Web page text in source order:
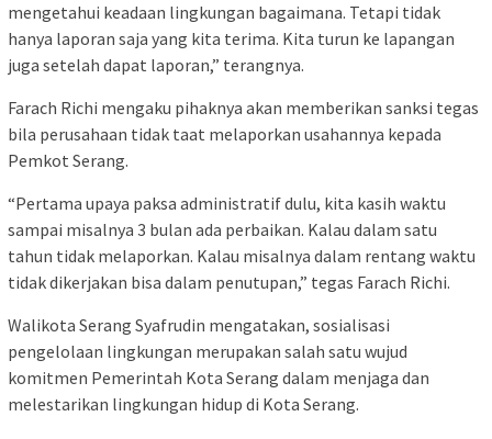
mengetahui keadaan lingkungan bagaimana. Tetapi tidak
hanya laporan saja yang kita terima. Kita turun ke lapangan
juga setelah dapat laporan,” terangnya.
Farach Richi mengaku pihaknya akan memberikan sanksi tegas
bila perusahaan tidak taat melaporkan usahannya kepada
Pemkot Serang.
“Pertama upaya paksa administratif dulu, kita kasih waktu
sampai misalnya 3 bulan ada perbaikan. Kalau dalam satu
tahun tidak melaporkan. Kalau misalnya dalam rentang waktu
tidak dikerjakan bisa dalam penutupan,” tegas Farach Richi.
Walikota Serang Syafrudin mengatakan, sosialisasi
pengelolaan lingkungan merupakan salah satu wujud
komitmen Pemerintah Kota Serang dalam menjaga dan
melestarikan lingkungan hidup di Kota Serang.